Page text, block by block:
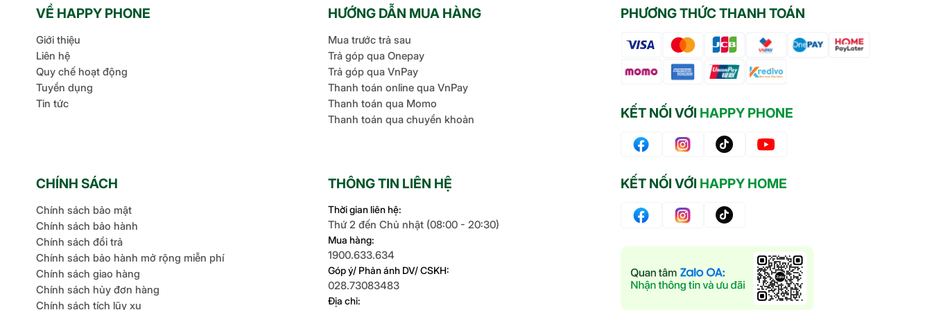
VỀ HAPPY PHONE
Giới thiệu
Liên hệ
Quy chế hoạt động
Tuyển dụng
Tin tức
HƯỚNG DẪN MUA HÀNG
Mua trước trả sau
Trả góp qua Onepay
Trả góp qua VnPay
Thanh toán online qua VnPay
Thanh toán qua Momo
Thanh toán qua chuyển khoản
PHƯƠNG THỨC THANH TOÁN
KẾT NỐI VỚI HAPPY PHONE
CHÍNH SÁCH
Chính sách bảo mật
Chính sách bảo hành
Chính sách đổi trả
Chính sách bảo hành mở rộng miễn phí
Chính sách giao hàng
Chính sách hủy đơn hàng
Chính sách tích lũy xu
THÔNG TIN LIÊN HỆ
Thời gian liên hệ:
Thứ 2 đến Chủ nhật (08:00 - 20:30)
Mua hàng:
1900.633.634
Góp ý/ Phản ánh DV/ CSKH:
028.73083483
Địa chỉ:
KẾT NỐI VỚI HAPPY HOME